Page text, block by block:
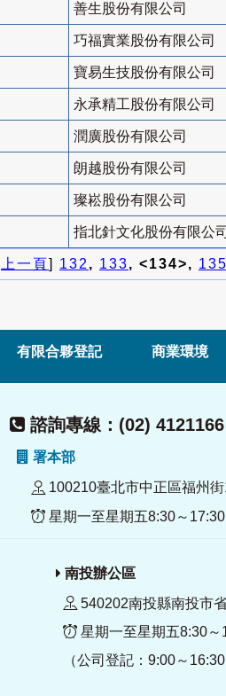
善生股份有限公司
巧福實業股份有限公司
寶易生技股份有限公司
永承精工股份有限公司
潤廣股份有限公司
朗越股份有限公司
璨崧股份有限公司
指北針文化股份有限公司
上一頁] 132, 133, <134>, 135
有限合夥登記 商業環境
諮詢專線：(02) 4121166
署本部
100210臺北市中正區福州
星期一至星期五8:30～17:30
南投辦公區
540202南投縣南投市
星期一至星期五8:30～
（公司登記：9:00～